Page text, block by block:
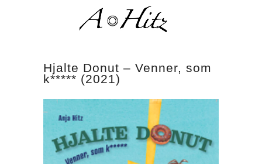
Hjalte Donut – Venner, som
k***** (2021)